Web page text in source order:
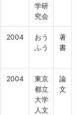
学研
究会
2004
おう
ふう
著
書
2004
東京
都立
大学
人文
論
文